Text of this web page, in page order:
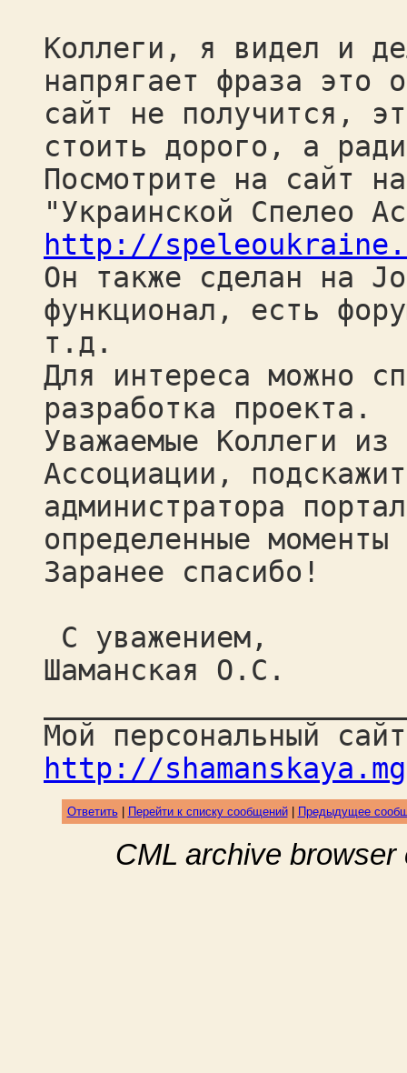
Коллеги, я видел и
напрягает фраза это
сайт не получится,
стоить дорого, а
Посмотрите на сайт
"Украинской Спелео
http://
Он также сделан на
функционал, есть
т.д.
Для интереса можно
разработка проекта.
Уважаемые Коллеги из
Ассоциации,
администратора
определенные
Заранее спасибо!
С уважением,
Шаманская О.С.
Мой персональный сайт
http://
Ответить| Перейти к списку сообщений| Предыдущее
CML archive